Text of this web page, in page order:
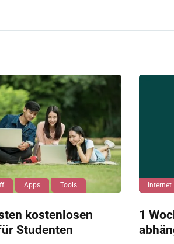
Apps Tools
kostenlosen
Studenten
Internet
1